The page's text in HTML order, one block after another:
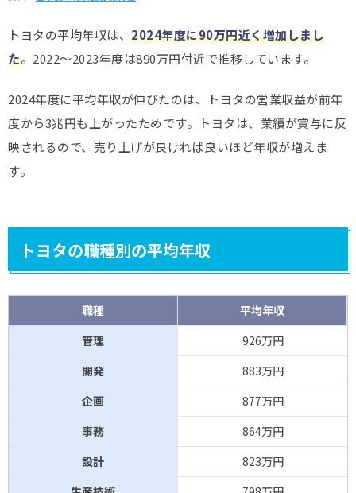
トヨタの平均年収は、 2024年度に90万円近く増加しまし
た。2022～2023年度は890万円付近で推移しています。
2024年度に平均年収が伸びたのは、トヨタの営業収益が前年
度から3兆円も上がったためです。トヨタは、業績が賞与に反
映されるので、売り上げが良ければ良いほど年収が増えま
す。
トヨタの職種別の平均年収
職種
平均年収
管理
926万円
開発
883万円
企画
877万円
事務
864万円
設計
823万円